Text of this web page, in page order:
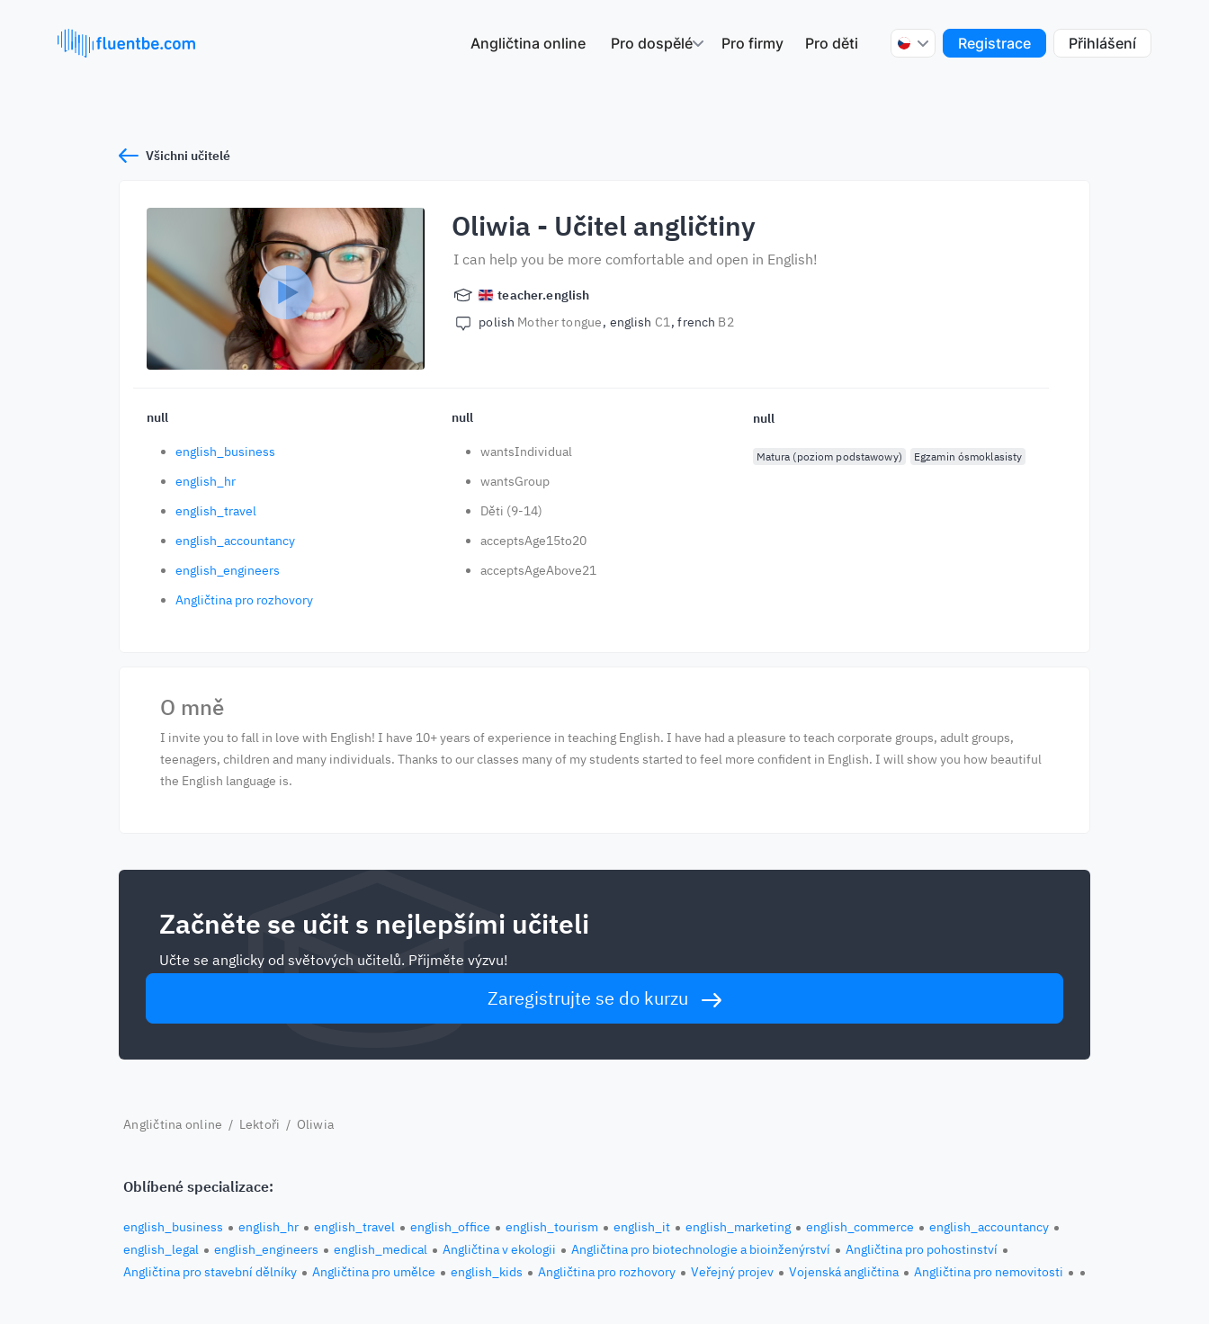
Angličtina online Pro dospělé Pro firmy Pro děti Registrace Přihlášení
Všichni učitelé
Oliwia - Učitel angličtiny
I can help you be more comfortable and open in English!
teacher.english
polish Mother tongue english C1 french B2
null
english_business
english_hr
english_travel
english_accountancy
english_engineers
Angličtina pro rozhovory
null
wantsIndividual
wantsGroup
Děti (9-14)
acceptsAge15to20
acceptsAgeAbove21
null
Matura (poziom podstawowy) Egzamin ósmoklasisty
O mně
I invite you to fall in love with English! I have 10+ years of experience in teaching English. I have had a pleasure to teach corporate groups, adult groups,
teenagers, children and many individuals. Thanks to our classes many of my students started to feel more confident in English. I will show you how beautiful
the English language is.
Začněte se učit s nejlepšími učiteli
Učte se anglicky od světových učitelů. Přijměte výzvu!
Zaregistrujte se do kurzu
Angličtina online / Lektoři / Oliwia
Oblíbené specializace:
english_business english_hr english_travel english_office english_tourism english_it english_marketing english_commerce
english_accountancy
english_legal
english_engineers english_medical Angličtina v ekologii Angličtina pro biotechnologie a bioinženýrství
Angličtina pro pohostinství
Angličtina pro stavební dělníky
Angličtina pro umělce english_kids Angličtina pro rozhovory Veřejný projev Vojenská angličtina Angličtina pro nemovitosti